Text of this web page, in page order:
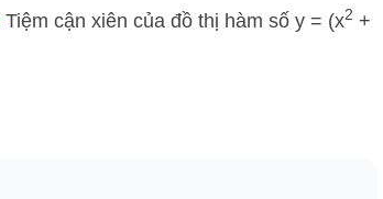
Tiệm cận xiên của đồ thị hàm số y = (x2 +